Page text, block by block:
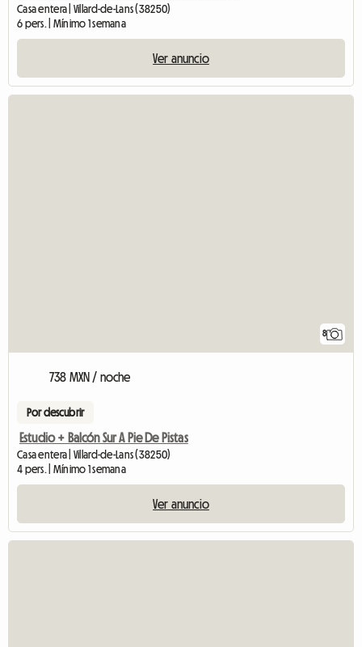
Casa entera | Villard-de-Lans (38250)
6 pers. | Mínimo 1 semana
Ver anuncio
8
738 MXN / noche
Por descubrir
Estudio + Balcón Sur A Pie De Pistas
Casa entera | Villard-de-Lans (38250)
4 pers. | Mínimo 1 semana
Ver anuncio